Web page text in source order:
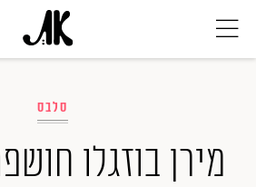
אופנה
סלבס
מירן בוזגלו